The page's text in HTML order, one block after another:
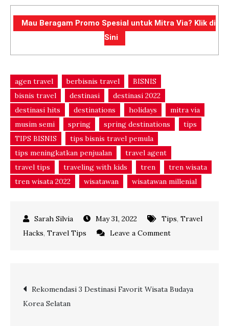
Mau Beragam Promo Spesial untuk Mitra Via? Klik di
Sini
agen travel berbisnis travel
BISNIS
bisnis travel
destinasi
destinasi 2022
destinasi hits
destinations holidays
mitra via
musim semi
spring spring destinations
tips
TIPS BISNIS
tips bisnis travel pemula
tips meningkatkan penjualan
travel agent
travel tips
traveling with kids tren
tren wisata
tren wisata 2022
wisatawan wisatawan millenial
May 31, 2022 Tips, Travel
Hacks, Travel Tips Leave a Commenton
di
Post
Rekomendasi 3 Destinasi Favorit Wisata Budaya
Korea Selatan